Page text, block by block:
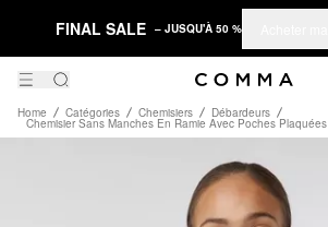
FINAL SALE – JUSQU'À 50 %
Home Catégories Chemisiers Débardeurs
Chemisier Sans Manches En Ramie Avec Poches Plaquées